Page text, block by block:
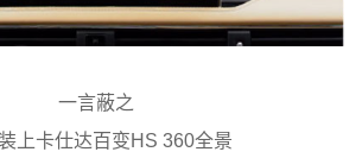
一言蔽之
上卡仕达百变HS 360全景